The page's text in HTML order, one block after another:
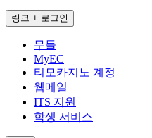
링크 + 로그인
무들
MyEC
티모카지노 계정
웹메일
ITS 지원
학생 서비스